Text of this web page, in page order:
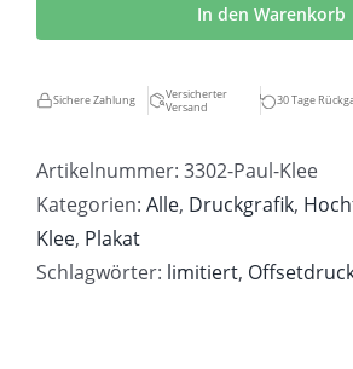
|
Überschach
Menge
In den Warenkorb
Sichere Zahlung
Versicherter
Versand
30 Tage
Artikelnummer: 3302-Paul-Klee
Kategorien: Alle, Druckgrafik,
Klee, Plakat
Schlagwörter: limitiert,